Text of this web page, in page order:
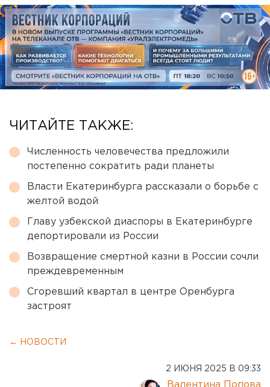
ЧИТАЙТЕ ТАКЖЕ:
Численность человечества предложили
постепенно сократить ради планеты
Власти Екатеринбурга рассказали о борьбе с
желтой водой
Главу узбекской диаспоры в Екатеринбурге
депортировали из России
Возвращение смертной казни в России сочли
преждевременным
Сгоревший квартал в центре Оренбурга
застроят
← НОВОСТИ
2 ИЮНЯ 2025 В 09:33
Валентина Попова